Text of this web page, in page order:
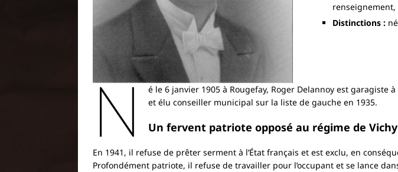
renseignement,
Distinctions :
N
é le 6 janvier 1905 à Rougefay, Roger Delannoy est garagiste à
et élu conseiller municipal sur la liste de gauche en 1935.
Un fervent patriote opposé au régime de Vichy
En 1941, il refuse de prêter serment à l’État français et est exclu, en
Profondément patriote, il refuse de travailler pour l’occupant et se lance